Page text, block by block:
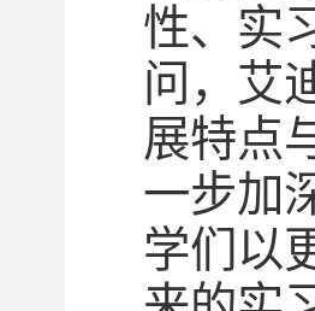
性、实
问，艾
展特点
一步加
学们以